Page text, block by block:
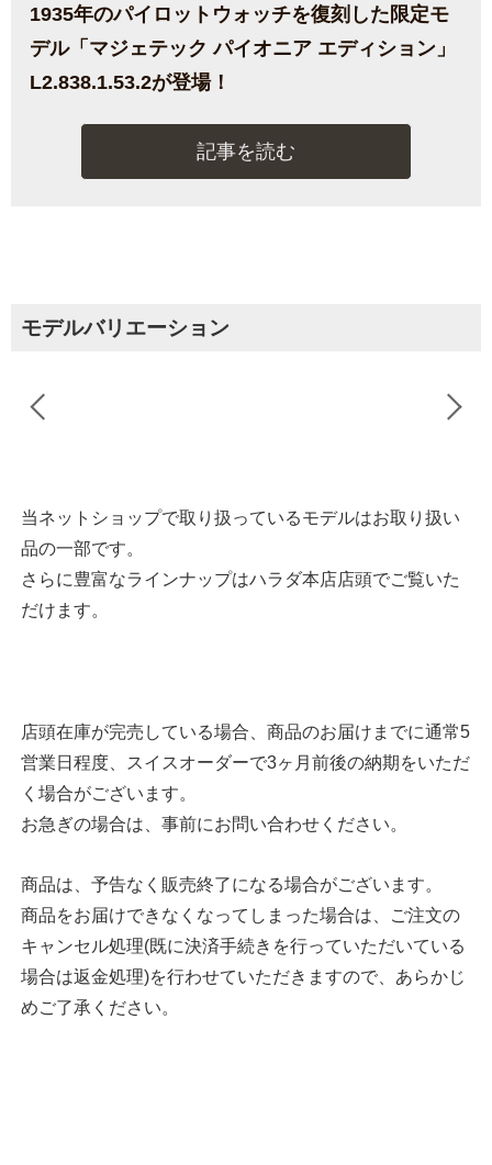
1935年のパイロットウォッチを復刻した限定モ
デル「マジェテック パイオニア エディション」
L2.838.1.53.2が登場！
記事を読む
モデルバリエーション
当ネットショップで取り扱っているモデルはお取り扱い
品の一部です。
さらに豊富なラインナップはハラダ本店店頭でご覧いた
だけます。
店頭在庫が完売している場合、商品のお届けまでに通常5
営業日程度、スイスオーダーで3ヶ月前後の納期をいただ
く場合がございます。
お急ぎの場合は、事前にお問い合わせください。
商品は、予告なく販売終了になる場合がございます。
商品をお届けできなくなってしまった場合は、ご注文の
キャンセル処理(既に決済手続きを行っていただいている
場合は返金処理)を行わせていただきますので、あらかじ
めご了承ください。